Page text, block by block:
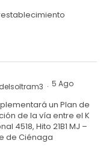
· 5 Ago
un Plan de
de la vía entre el K
4518, Hito 21B1 MJ –
de Ciénaga